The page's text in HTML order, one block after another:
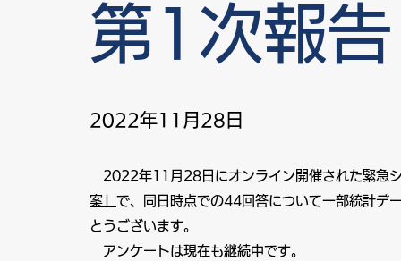
第1次報告
2022年11月28日
2022年11月28日にオンライン開催された緊急
案」 で、同日時点での44回答について一部統計デ
とうございます。
アンケートは現在も継続中です。